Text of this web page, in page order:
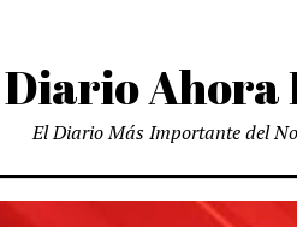
Diario
El Diario Más Importante del